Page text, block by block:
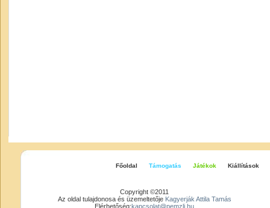
Főoldal Támogatás Játékok Kiállítások
Copyright ©2011
Az oldal tulajdonosa és üzemeltetője Kagyerják Attila Tamás
Elérhetőség:kapcsolat@pemzli.hu